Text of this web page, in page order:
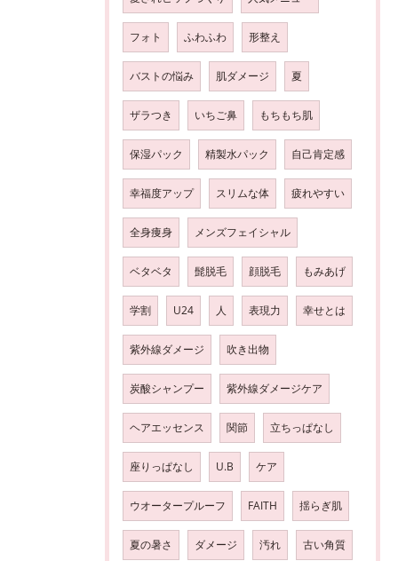
フォト ふわふわ 形整え
バストの悩み 肌ダメージ 夏
ザラつき いちご鼻 もちもち肌
保湿パック 精製水パック 自己肯定感
幸福度アップ スリムな体 疲れやすい
全身痩身 メンズフェイシャル
ベタベタ 髭脱毛 顔脱毛 もみあげ
学割 U24 人 表現力 幸せとは
紫外線ダメージ 吹き出物
炭酸シャンプー 紫外線ダメージケア
ヘアエッセンス 関節 立ちっぱなし
座りっぱなし U.B ケア
ウオータープルーフ FAITH 揺らぎ肌
夏の暑さ ダメージ 汚れ 古い角質